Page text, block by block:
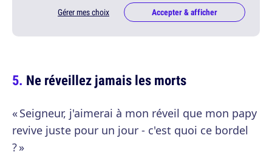
Gérer mes choix Accepter & afficher
Ne réveillez jamais les morts
« Seigneur, j'aimerai à mon réveil que mon papy
revive juste pour un jour - c'est quoi ce bordel
? »